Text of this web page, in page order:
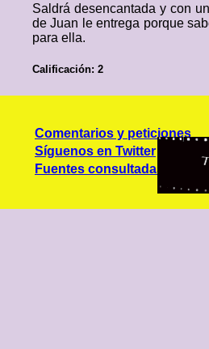
Saldrá desencantada y con
de Juan le entrega porque
para ella.
Calificación: 2
Comentarios y peticiones
Síguenos en Twitter
Fuentes consultadas